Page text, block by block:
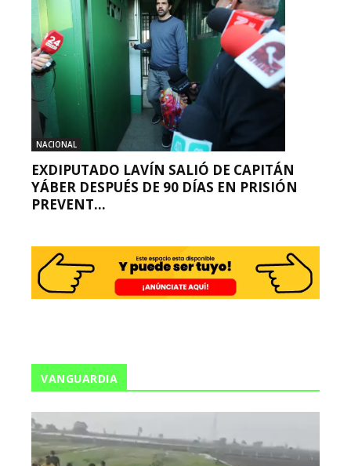
NACIONAL
EXDIPUTADO LAVÍN SALIÓ DE CAPITÁN
YÁBER DESPUÉS DE 90 DÍAS EN PRISIÓN
PREVENT...
VANGUARDIA